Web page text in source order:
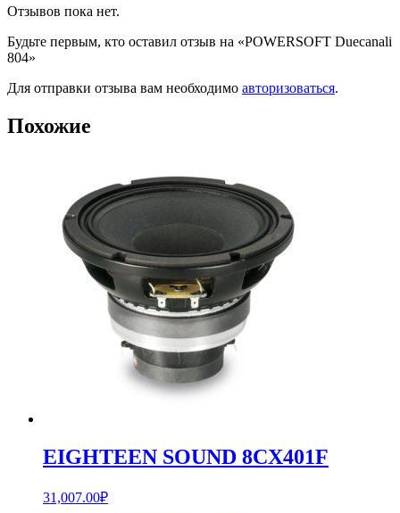
Отзывов пока нет.
Будьте первым, кто оставил отзыв на «POWERSOFT Duecanali
804»
Для отправки отзыва вам необходимо авторизоваться.
Похожие
EIGHTEEN SOUND 8CX401F
31,007.00₽